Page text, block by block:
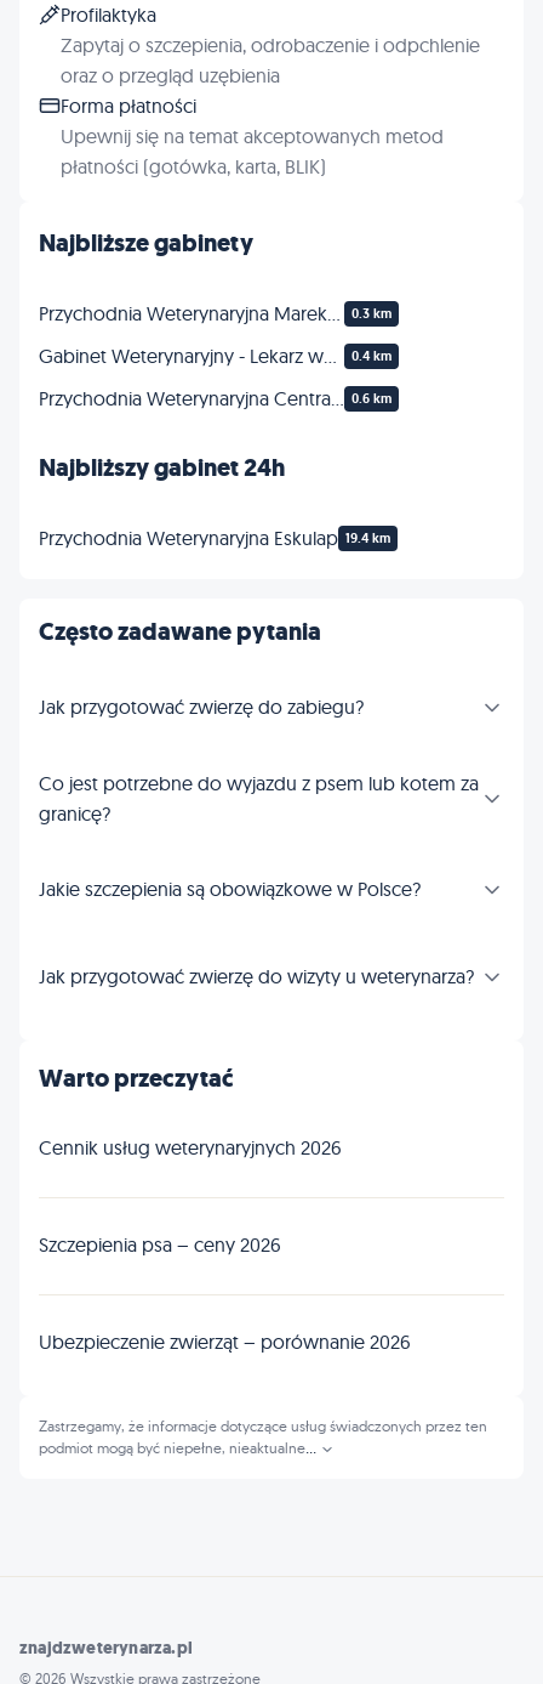
Najbliższe gabinety
0.3 km
0.4 km
0.6 km
Najbliższy gabinet 24h
Przychodnia Weterynaryjna Eskulap 19.4 km
Często zadawane pytania
Jak przygotować zwierzę do zabiegu?
Co jest potrzebne do wyjazdu z psem lub kotem za
granicę?
Jakie szczepienia są obowiązkowe w Polsce?
Jak przygotować zwierzę do wizyty u weterynarza?
Profilaktyka
Zapytaj o szczepienia, odrobaczenie i odpchlenie
oraz o przegląd uzębienia
Forma płatności
Upewnij się na temat akceptowanych metod
płatności (gotówka, karta, BLIK)
Warto przeczytać
Cennik usług weterynaryjnych 2026
Szczepienia psa – ceny 2026
Ubezpieczenie zwierząt – porównanie 2026
Zastrzegamy, że informacje dotyczące usług świadczonych przez ten
podmiot mogą być niepełne, nieaktualne
znajdzweterynarza.pl
© 2026 Wszystkie prawa zastrzeżone